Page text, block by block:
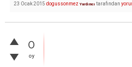
23 Ocak 2015 dogussonmez Yardımcı tarafından
0
oy